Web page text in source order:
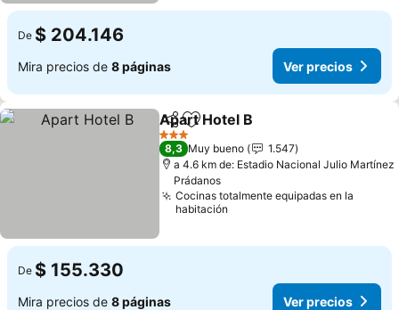
De $ 204.146
Mira precios de 8 páginas Ver precios
CompartirAgregar a favoritos
Apart Hotel B
3 Estrellas
8,3 Muy bueno
1.547
a 4.6 km de: Estadio Nacional Julio Martínez
Prádanos
Cocinas totalmente equipadas en la
habitación
De $ 155.330
Mira precios de 8 páginas Ver precios